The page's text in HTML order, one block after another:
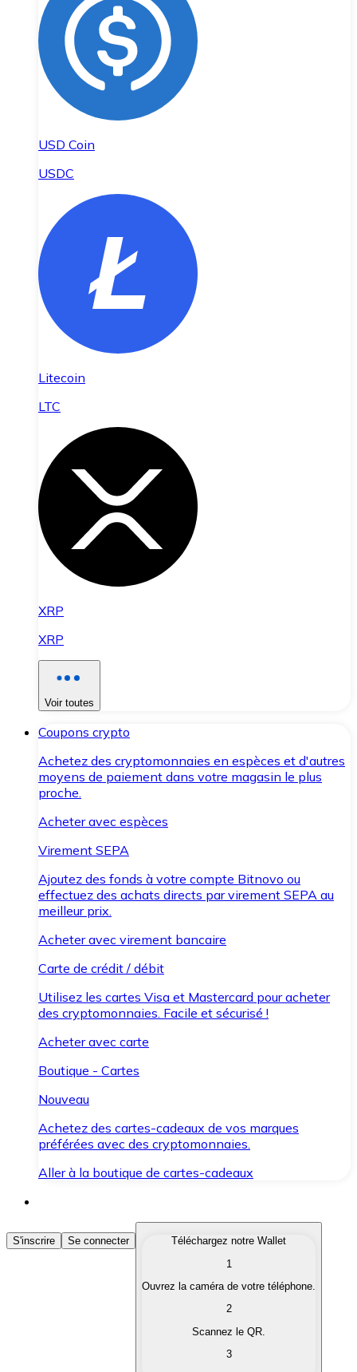
USD Coin
USDC
Litecoin
LTC
XRP
XRP
Voir toutes
Coupons crypto
Achetez des cryptomonnaies en espèces et d'autres
moyens de paiement dans votre magasin le plus
proche.
Acheter avec espèces
Virement SEPA
Ajoutez des fonds à votre compte Bitnovo ou
effectuez des achats directs par virement SEPA au
meilleur prix.
Acheter avec virement bancaire
Carte de crédit / débit
Utilisez les cartes Visa et Mastercard pour acheter
des cryptomonnaies. Facile et sécurisé !
Acheter avec carte
Boutique - Cartes
Nouveau
Achetez des cartes-cadeaux de vos marques
préférées avec des cryptomonnaies.
Aller à la boutique de cartes-cadeaux
Acheter des Cryptomonnaies
Achetez les cryptomonnaies qui vous intéressent
Convertissez vos cryptomonnaies en monnaie
S'inscrire Se connecter
Téléchargez notre Wallet
1
Ouvrez la caméra de votre téléphone.
2
Scannez le QR.
3